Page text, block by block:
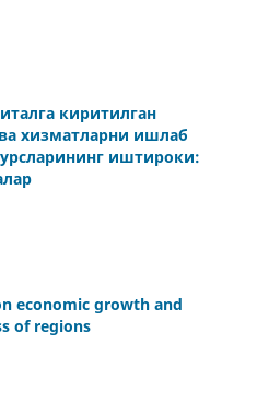
киритилган
хизматларни ишлаб
иштироки:
economic growth and
of regions